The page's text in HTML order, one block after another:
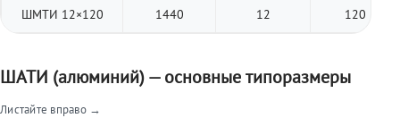
ШМТИ 12×120 1440 12 120
ШАТИ (алюминий) — основные типоразмеры
Листайте вправо →